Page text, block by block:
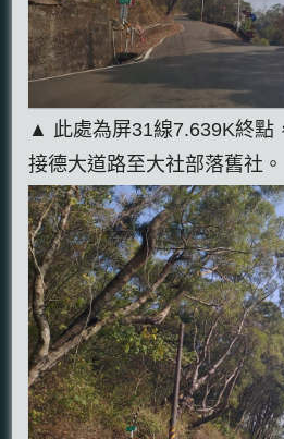
▲ 此處為屏31線7.639K終點
接德大道路至大社部落舊社。